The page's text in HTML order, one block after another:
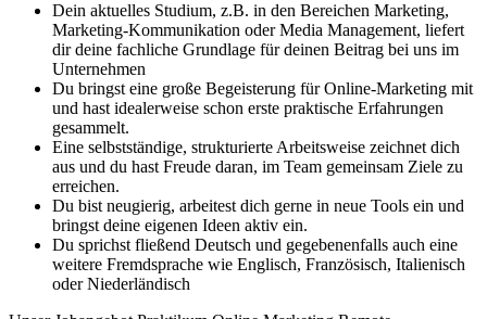
Dein aktuelles Studium, z.B. in den Bereichen Marketing,
Marketing-Kommunikation oder Media Management, liefert
dir deine fachliche Grundlage für deinen Beitrag bei uns im
Unternehmen
Du bringst eine große Begeisterung für Online-Marketing mit
und hast idealerweise schon erste praktische Erfahrungen
gesammelt.
Eine selbstständige, strukturierte Arbeitsweise zeichnet dich
aus und du hast Freude daran, im Team gemeinsam Ziele zu
erreichen.
Du bist neugierig, arbeitest dich gerne in neue Tools ein und
bringst deine eigenen Ideen aktiv ein.
Du sprichst fließend Deutsch und gegebenenfalls auch eine
weitere Fremdsprache wie Englisch, Französisch, Italienisch
oder Niederländisch